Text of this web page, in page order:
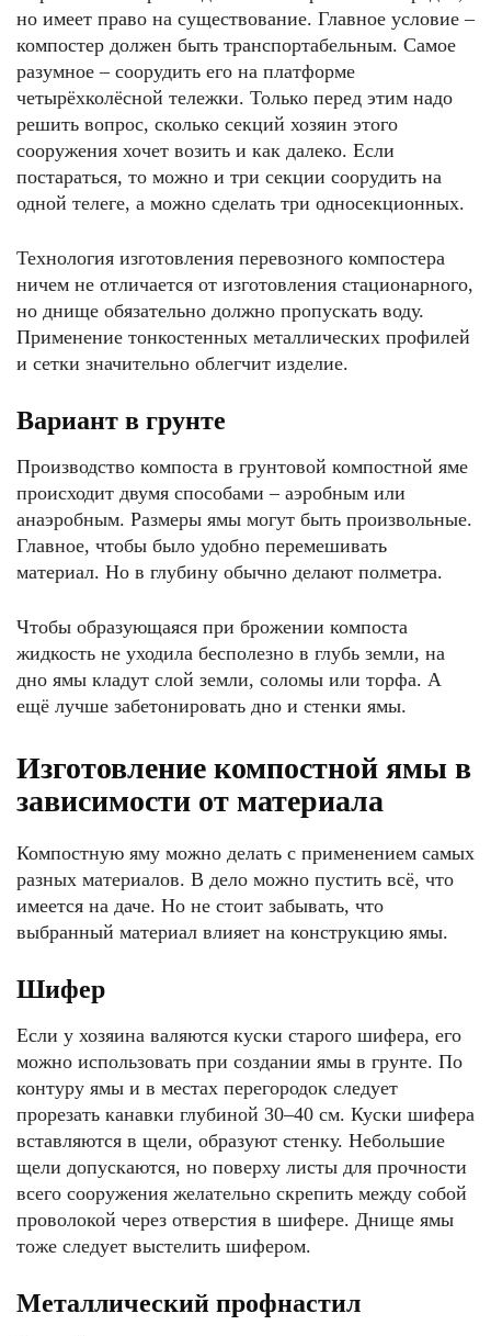
но имеет право на существование. Главное условие –
компостер должен быть транспортабельным. Самое
разумное – соорудить его на платформе
четырёхколёсной тележки. Только перед этим надо
решить вопрос, сколько секций хозяин этого
сооружения хочет возить и как далеко. Если
постараться, то можно и три секции соорудить на
одной телеге, а можно сделать три односекционных.
Технология изготовления перевозного компостера
ничем не отличается от изготовления стационарного,
но днище обязательно должно пропускать воду.
Применение тонкостенных металлических профилей
и сетки значительно облегчит изделие.
Вариант в грунте
Производство компоста в грунтовой компостной яме
происходит двумя способами – аэробным или
анаэробным. Размеры ямы могут быть произвольные.
Главное, чтобы было удобно перемешивать
материал. Но в глубину обычно делают полметра.
Чтобы образующаяся при брожении компоста
жидкость не уходила бесполезно в глубь земли, на
дно ямы кладут слой земли, соломы или торфа. А
ещё лучше забетонировать дно и стенки ямы.
Изготовление компостной ямы в
зависимости от материала
Компостную яму можно делать с применением самых
разных материалов. В дело можно пустить всё, что
имеется на даче. Но не стоит забывать, что
выбранный материал влияет на конструкцию ямы.
Шифер
Если у хозяина валяются куски старого шифера, его
можно использовать при создании ямы в грунте. По
контуру ямы и в местах перегородок следует
прорезать канавки глубиной 30–40 см. Куски шифера
вставляются в щели, образуют стенку. Небольшие
щели допускаются, но поверху листы для прочности
всего сооружения желательно скрепить между собой
проволокой через отверстия в шифере. Днище ямы
тоже следует выстелить шифером.
Металлический профнастил